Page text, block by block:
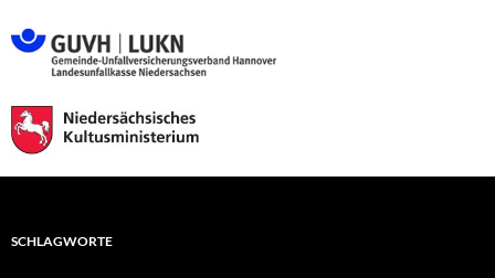
SCHLAGWORTE